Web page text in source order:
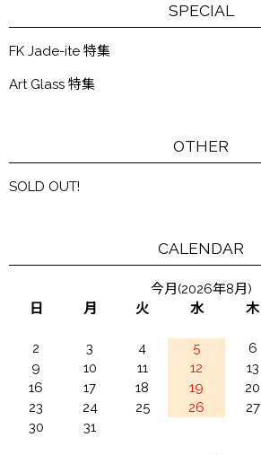
SPECIAL
FK Jade-ite 特集
Art Glass 特集
OTHER
SOLD OUT!
CALENDAR
今月(2026年8月)
日
月 火 水 木
2
3 4 5 6
9
10 11 12 13
16
17 18 19 20
23
24 25 26 27
30
31